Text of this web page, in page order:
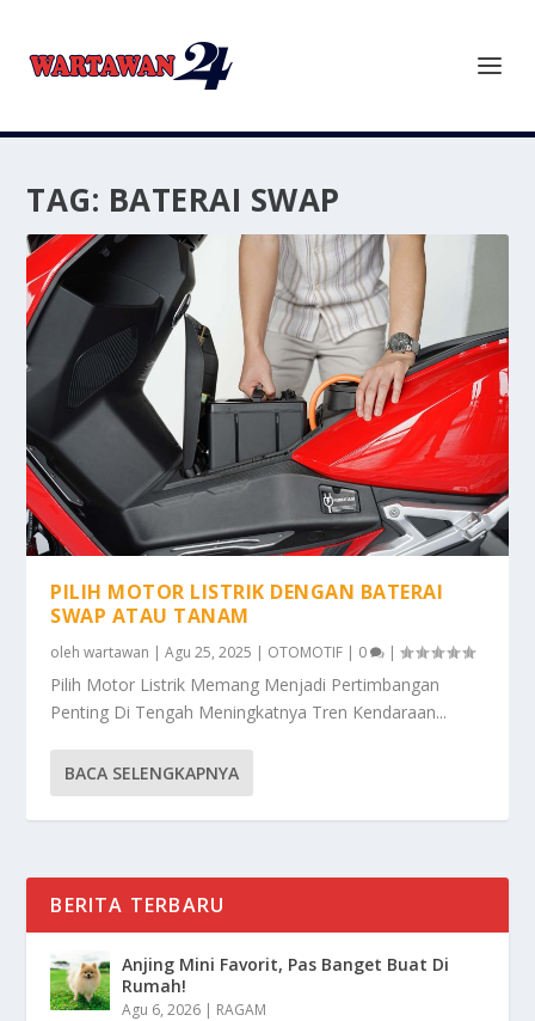
TAG: BATERAI SWAP
PILIH MOTOR LISTRIK DENGAN BATERAI
SWAP ATAU TANAM
olehwartawan |Agu 25, 2025 | OTOMOTIF | 0 |
Pilih Motor Listrik Memang Menjadi Pertimbangan
Penting Di Tengah Meningkatnya Tren Kendaraan...
BACA SELENGKAPNYA
BERITA TERBARU
Anjing Mini Favorit, Pas Banget Buat Di
Rumah!
Agu 6, 2026 | RAGAM